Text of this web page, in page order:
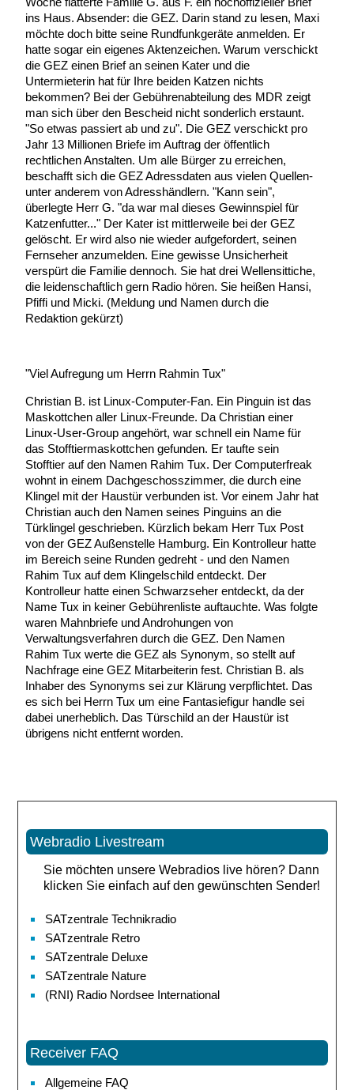
ins Haus. Absender: die GEZ. Darin stand zu lesen, Maxi
möchte doch bitte seine Rundfunkgeräte anmelden. Er
hatte sogar ein eigenes Aktenzeichen. Warum verschickt
die GEZ einen Brief an seinen Kater und die
Untermieterin hat für Ihre beiden Katzen nichts
bekommen? Bei der Gebührenabteilung des MDR zeigt
man sich über den Bescheid nicht sonderlich erstaunt.
"So etwas passiert ab und zu". Die GEZ verschickt pro
Jahr 13 Millionen Briefe im Auftrag der öffentlich
rechtlichen Anstalten. Um alle Bürger zu erreichen,
beschafft sich die GEZ Adressdaten aus vielen Quellen-
unter anderem von Adresshändlern. "Kann sein",
überlegte Herr G. "da war mal dieses Gewinnspiel für
Katzenfutter..." Der Kater ist mittlerweile bei der GEZ
gelöscht. Er wird also nie wieder aufgefordert, seinen
Fernseher anzumelden. Eine gewisse Unsicherheit
verspürt die Familie dennoch. Sie hat drei Wellensittiche,
die leidenschaftlich gern Radio hören. Sie heißen Hansi,
Pfiffi und Micki. (Meldung und Namen durch die
Redaktion gekürzt)
"Viel Aufregung um Herrn Rahmin Tux"
Christian B. ist Linux-Computer-Fan. Ein Pinguin ist das
Maskottchen aller Linux-Freunde. Da Christian einer
Linux-User-Group angehört, war schnell ein Name für
das Stofftiermaskottchen gefunden. Er taufte sein
Stofftier auf den Namen Rahim Tux. Der Computerfreak
wohnt in einem Dachgeschosszimmer, die durch eine
Klingel mit der Haustür verbunden ist. Vor einem Jahr hat
Christian auch den Namen seines Pinguins an die
Türklingel geschrieben. Kürzlich bekam Herr Tux Post
von der GEZ Außenstelle Hamburg. Ein Kontrolleur hatte
im Bereich seine Runden gedreht - und den Namen
Rahim Tux auf dem Klingelschild entdeckt. Der
Kontrolleur hatte einen Schwarzseher entdeckt, da der
Name Tux in keiner Gebührenliste auftauchte. Was folgte
waren Mahnbriefe und Androhungen von
Verwaltungsverfahren durch die GEZ. Den Namen
Rahim Tux werte die GEZ als Synonym, so stellt auf
Nachfrage eine GEZ Mitarbeiterin fest. Christian B. als
Inhaber des Synonyms sei zur Klärung verpflichtet. Das
es sich bei Herrn Tux um eine Fantasiefigur handle sei
dabei unerheblich. Das Türschild an der Haustür ist
übrigens nicht entfernt worden.
Webradio Livestream
Sie möchten unsere Webradios live hören? Dann
klicken Sie einfach auf den gewünschten Sender!
SATzentrale Technikradio
SATzentrale Retro
SATzentrale Deluxe
SATzentrale Nature
(RNI) Radio Nordsee International
Receiver FAQ
Allgemeine FAQ